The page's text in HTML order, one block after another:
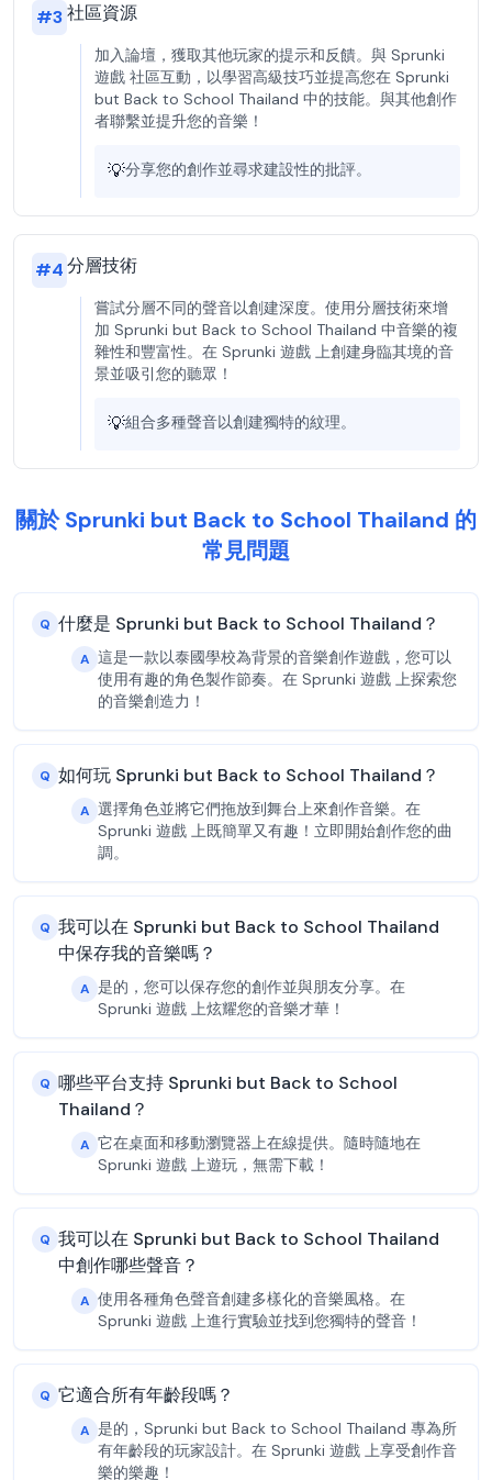
#3社區資源
加入論壇，獲取其他玩家的提示和反饋。與 Sprunki
遊戲 社區互動，以學習高級技巧並提高您在 Sprunki
but Back to School Thailand 中的技能。與其他創作
者聯繫並提升您的音樂！
💡分享您的創作並尋求建設性的批評。
#4分層技術
嘗試分層不同的聲音以創建深度。使用分層技術來增
加 Sprunki but Back to School Thailand 中音樂的複
雜性和豐富性。在 Sprunki 遊戲 上創建身臨其境的音
景並吸引您的聽眾！
💡組合多種聲音以創建獨特的紋理。
關於 Sprunki but Back to School Thailand 的
常見問題
Q 什麼是 Sprunki but Back to School Thailand？
A 這是一款以泰國學校為背景的音樂創作遊戲，您可以
使用有趣的角色製作節奏。在 Sprunki 遊戲 上探索您
的音樂創造力！
Q 如何玩 Sprunki but Back to School Thailand？
A 選擇角色並將它們拖放到舞台上來創作音樂。在
Sprunki 遊戲 上既簡單又有趣！立即開始創作您的曲
調。
Q 我可以在 Sprunki but Back to School Thailand
中保存我的音樂嗎？
A 是的，您可以保存您的創作並與朋友分享。在
Sprunki 遊戲 上炫耀您的音樂才華！
Q 哪些平台支持 Sprunki but Back to School
Thailand？
A 它在桌面和移動瀏覽器上在線提供。隨時隨地在
Sprunki 遊戲 上遊玩，無需下載！
Q 我可以在 Sprunki but Back to School Thailand
中創作哪些聲音？
A 使用各種角色聲音創建多樣化的音樂風格。在
Sprunki 遊戲 上進行實驗並找到您獨特的聲音！
Q 它適合所有年齡段嗎？
A 是的，Sprunki but Back to School Thailand 專為所
有年齡段的玩家設計。在 Sprunki 遊戲 上享受創作音
樂的樂趣！